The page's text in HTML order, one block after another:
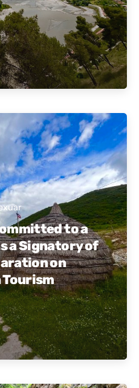
to a
a Signatory of
on